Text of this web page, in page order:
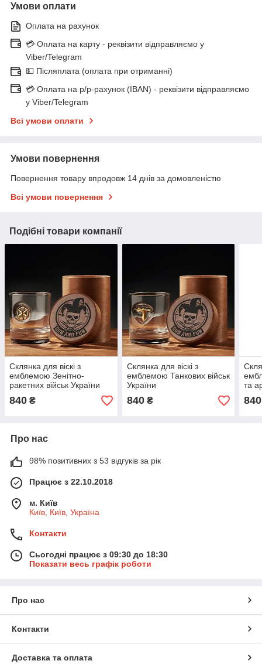
Умови оплати
Оплата на рахунок
💳 Оплата на карту - реквізити відправляємо у
Viber/Telegram
💵 Післяплата (оплата при отриманні)
💳 Оплата на р/р-рахунок (IBAN) - реквізити відправляємо
у Viber/Telegram
Всі умови оплати
Умови повернення
Повернення товару впродовж 14 днів за домовленістю
Всі умови повернення
Подібні товари компанії
Склянка для віскі з
емблемою Зенітно-
ракетних військ України
840 ₴
Склянка для віскі з
емблемою Танкових військ
України
840₴
та
840
Про нас
98% позитивних з 53 відгуків за рік
Працює з 22.10.2018
м. Київ
Київ, Київ, Україна
Контакти
Сьогодні працює з 09:30 до 18:30
Показати весь графік роботи
Про нас
Контакти
Доставка та оплата